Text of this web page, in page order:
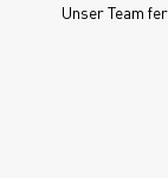
Unser Team